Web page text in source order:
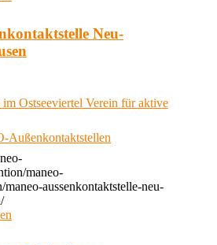
Neu-
im Ostseeviertel Verein für aktive
Außenkontaktstellen
maneo-
maneo-aussenkontaktstelle-neu-